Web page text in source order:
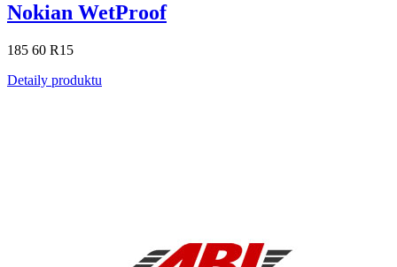
Nokian WetProof
185 60 R15
Detaily produktu